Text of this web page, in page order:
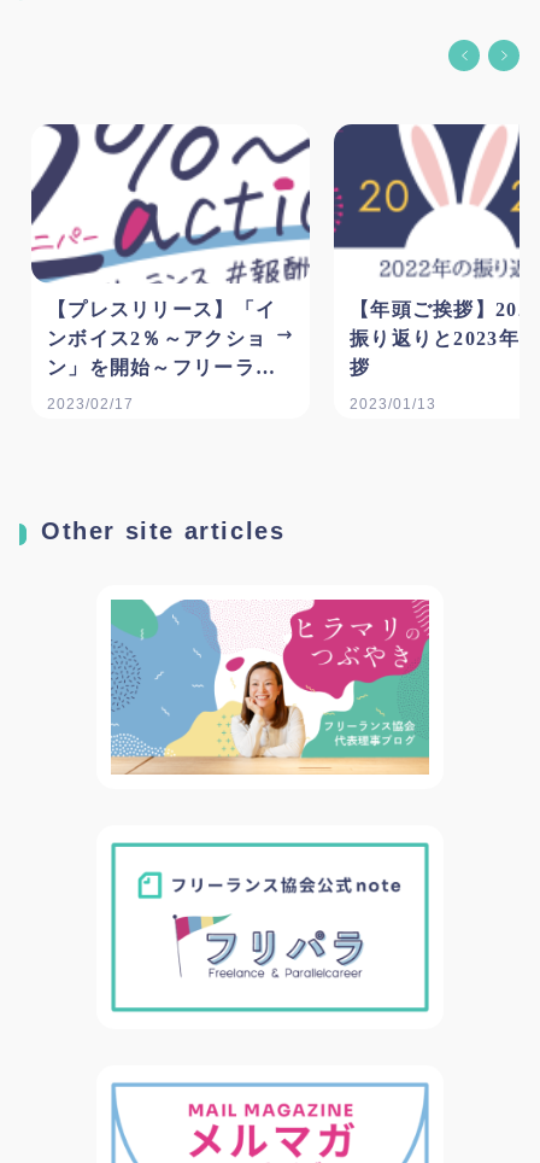
【プレスリリース】「イ
ンボイス2％～アクショ
ン」を開始～フリーラン
スの報酬適正化に向けた
2023/02/17
【年頭ご挨拶】
振り返りと2023年
拶
2023/01/13
Other site articles